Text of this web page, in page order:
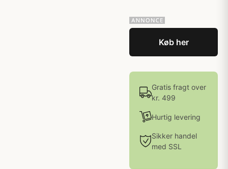
Køb her
Gratis fragt over
kr. 499
Hurtig levering
Sikker handel
med SSL